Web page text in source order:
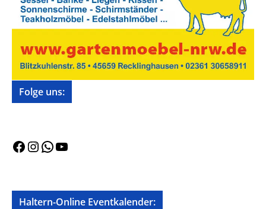
Folge uns:
Facebook
Instagram
WhatsApp
YouTube
Haltern-Online Eventkalender: